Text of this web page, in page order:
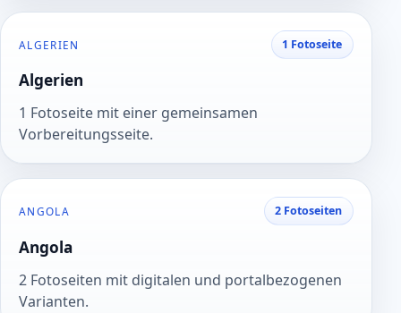
ALGERIEN 1 Fotoseite
Algerien
1 Fotoseite mit einer gemeinsamen
Vorbereitungsseite.
ANGOLA 2 Fotoseiten
Angola
2 Fotoseiten mit digitalen und portalbezogenen
Varianten.